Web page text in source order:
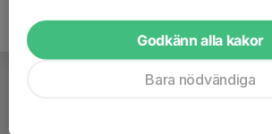
Godkänn alla kakor
Bara nödvändiga